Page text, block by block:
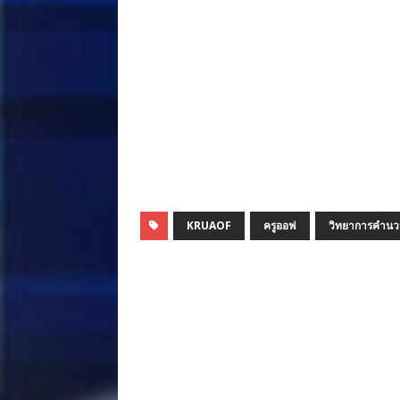
KRUAOF ครูออฟ วิทยาการคำน